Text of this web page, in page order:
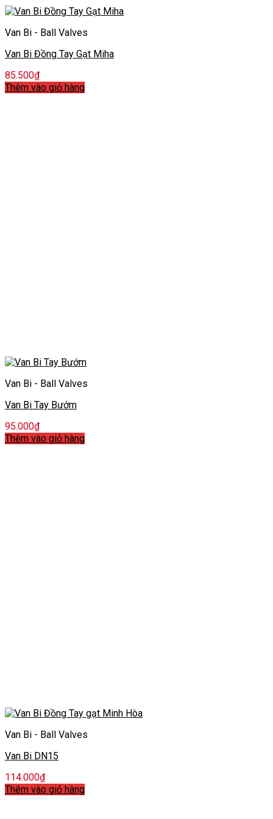
Van Bi - Ball Valves
Van Bi Đồng Tay Gạt Miha
85.500₫
Thêm vào giỏ hàng
Van Bi - Ball Valves
Van Bi Tay Bướm
95.000₫
Thêm vào giỏ hàng
Van Bi - Ball Valves
Van Bi DN15
114.000₫
Thêm vào giỏ hàng